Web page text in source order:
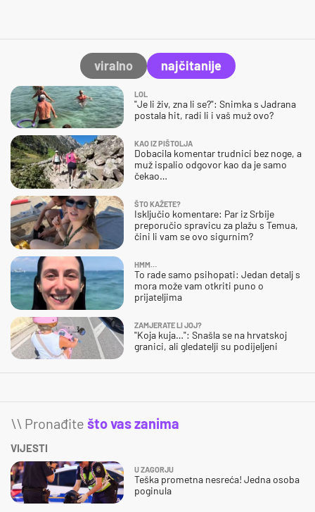
viralno najčitanije
LOL
"Je li živ, zna li se?": Snimka s Jadrana
postala hit, radi li i vaš muž ovo?
KAO IZ PIŠTOLJA
Dobacila komentar trudnici bez noge, a
muž ispalio odgovor kao da je samo
čekao…
ŠTO KAŽETE?
Isključio komentare: Par iz Srbije
preporučio spravicu za plažu s Temua,
čini li vam se ovo sigurnim?
HMM…
To rade samo psihopati: Jedan detalj s
mora može vam otkriti puno o
prijateljima
ZAMJERATE LI JOJ?
"Koja kuja…": Snašla se na hrvatskoj
granici, ali gledatelji su podijeljeni
\\ Pronađite što vas zanima
VIJESTI
U ZAGORJU
Teška prometna nesreća! Jedna osoba
poginula